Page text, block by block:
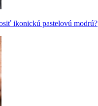
ikonickú pastelovú modrú?